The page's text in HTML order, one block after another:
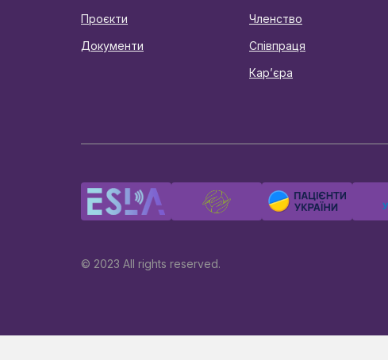
Проєкти
Документи
Членство
Співпраця
Карʼєра
© 2023 All rights reserved.